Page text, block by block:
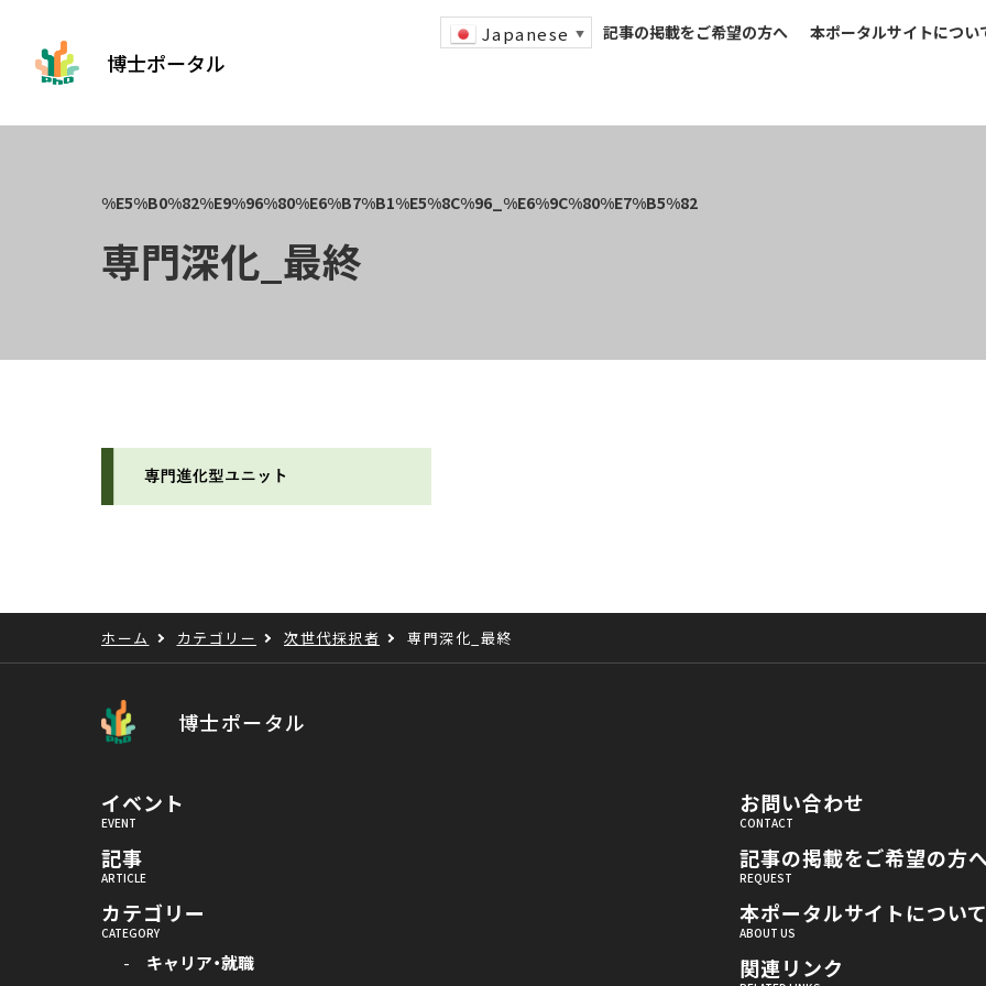
博士ポータル
Japanese ▼ 記事の掲載をご希望の方へ 本ポータルサイトについ
専門深化_最終
ホーム カテゴリー 次世代採択者 専門深化_最終
博士ポータル
イベント
記事
カテゴリー
キャリア・就職
お問い合わせ
記事の掲載をご希望の方
本ポータルサイトについ
関連リンク